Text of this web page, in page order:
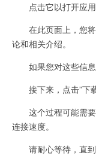
点击它以打开应用
在此页面上，您将
论和相关介绍。
如果您对这些信息
接下来，点击”下载
这个过程可能需要
连接速度。
请耐心等待，直到